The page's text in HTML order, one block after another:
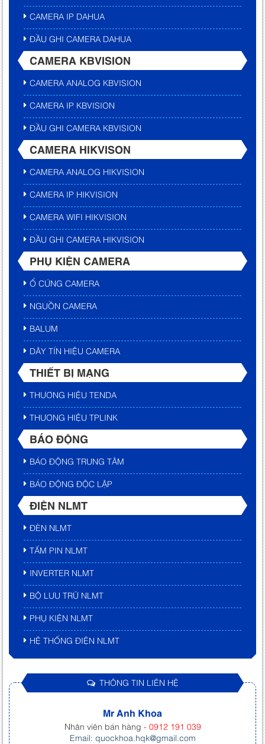
CAMERA IP DAHUA
ĐẦU GHI CAMERA DAHUA
CAMERA KBVISION
CAMERA ANALOG KBVISION
CAMERA IP KBVISION
ĐẦU GHI CAMERA KBVISION
CAMERA HIKVISON
CAMERA ANALOG HIKVISION
CAMERA IP HIKVISION
CAMERA WIFI HIKVISION
ĐẦU GHI CAMERA HIKVISION
PHỤ KIỆN CAMERA
Ổ CỨNG CAMERA
NGUỒN CAMERA
BALUM
DÂY TÍN HIỆU CAMERA
THIẾT BỊ MẠNG
THƯƠNG HIỆU TENDA
THƯƠNG HIỆU TPLINK
BÁO ĐỘNG
BÁO ĐỘNG TRUNG TÂM
BÁO ĐỘNG ĐỘC LẬP
ĐIỆN NLMT
ĐÈN NLMT
TẤM PIN NLMT
INVERTER NLMT
BỘ LƯU TRỮ NLMT
PHỤ KIỆN NLMT
HỆ THỐNG ĐIỆN NLMT
THÔNG TIN LIÊN HỆ
Mr Anh Khoa
Nhân viên bán hàng - 0912 191 039
Email: quockhoa.hqk@gmail.com